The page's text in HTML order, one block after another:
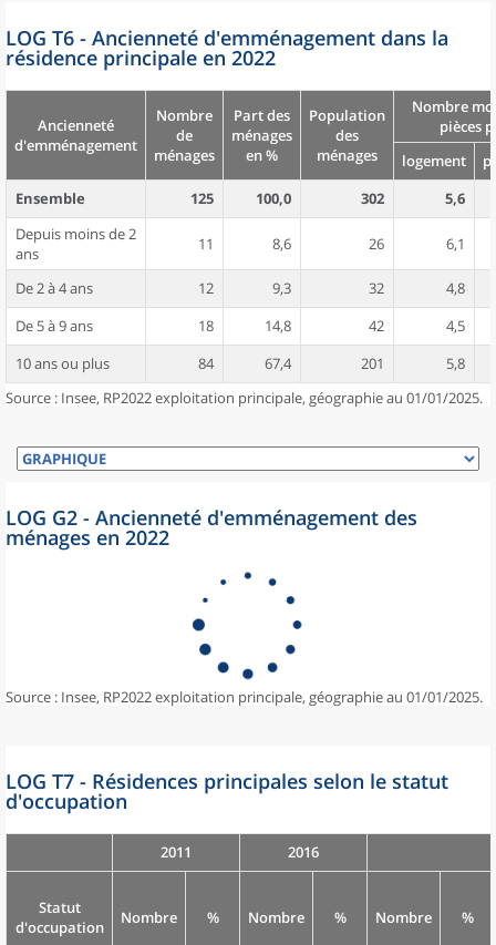
LOG T6 - Ancienneté d'emménagement dans la
résidence principale en 2022
Ancienneté
d'emménagement
Nombre
de
ménages
Part des
ménages
en %
Population
des
ménages
Nombre
pièces
logement
Ensemble
125 100,0 302
5,6
Depuis moins de 2
ans
11 8,6 26 6,1
De 2 à 4 ans 12 9,3 32
4,8
De 5 à 9 ans
18 14,8 42
4,5
10 ans ou plus
84 67,4 201
5,8
Source : Insee, RP2022 exploitation principale, géographie au 01/01/2025.
LOG G2 - Ancienneté d'emménagement des
ménages en 2022
Source : Insee, RP2022 exploitation principale, géographie au 01/01/2025.
LOG T7 - Résidences principales selon le statut
d'occupation
2011 2016
Statut
d'occupation
Nombre % Nombre % Nombre %